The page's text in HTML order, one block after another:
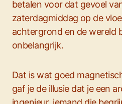
betalen voor dat gevoel
zaterdagmiddag op de
achtergrond en de wereld
onbelangrijk.
Dat is wat goed
gaf je de illusie dat je een